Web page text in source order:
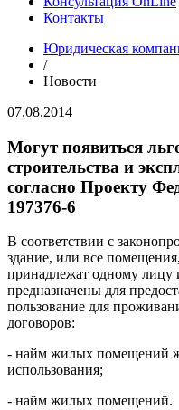
Контакты
Юридическая
/
Новости
07.08.2014
Могут появиться
строительства и
согласно Проекту
197376-6
В соответствии с
здание, или все
принадлежат одному
предназначены для
пользование для
договоров:
- найм жилых помещений
использования;
- найм жилых помещений.